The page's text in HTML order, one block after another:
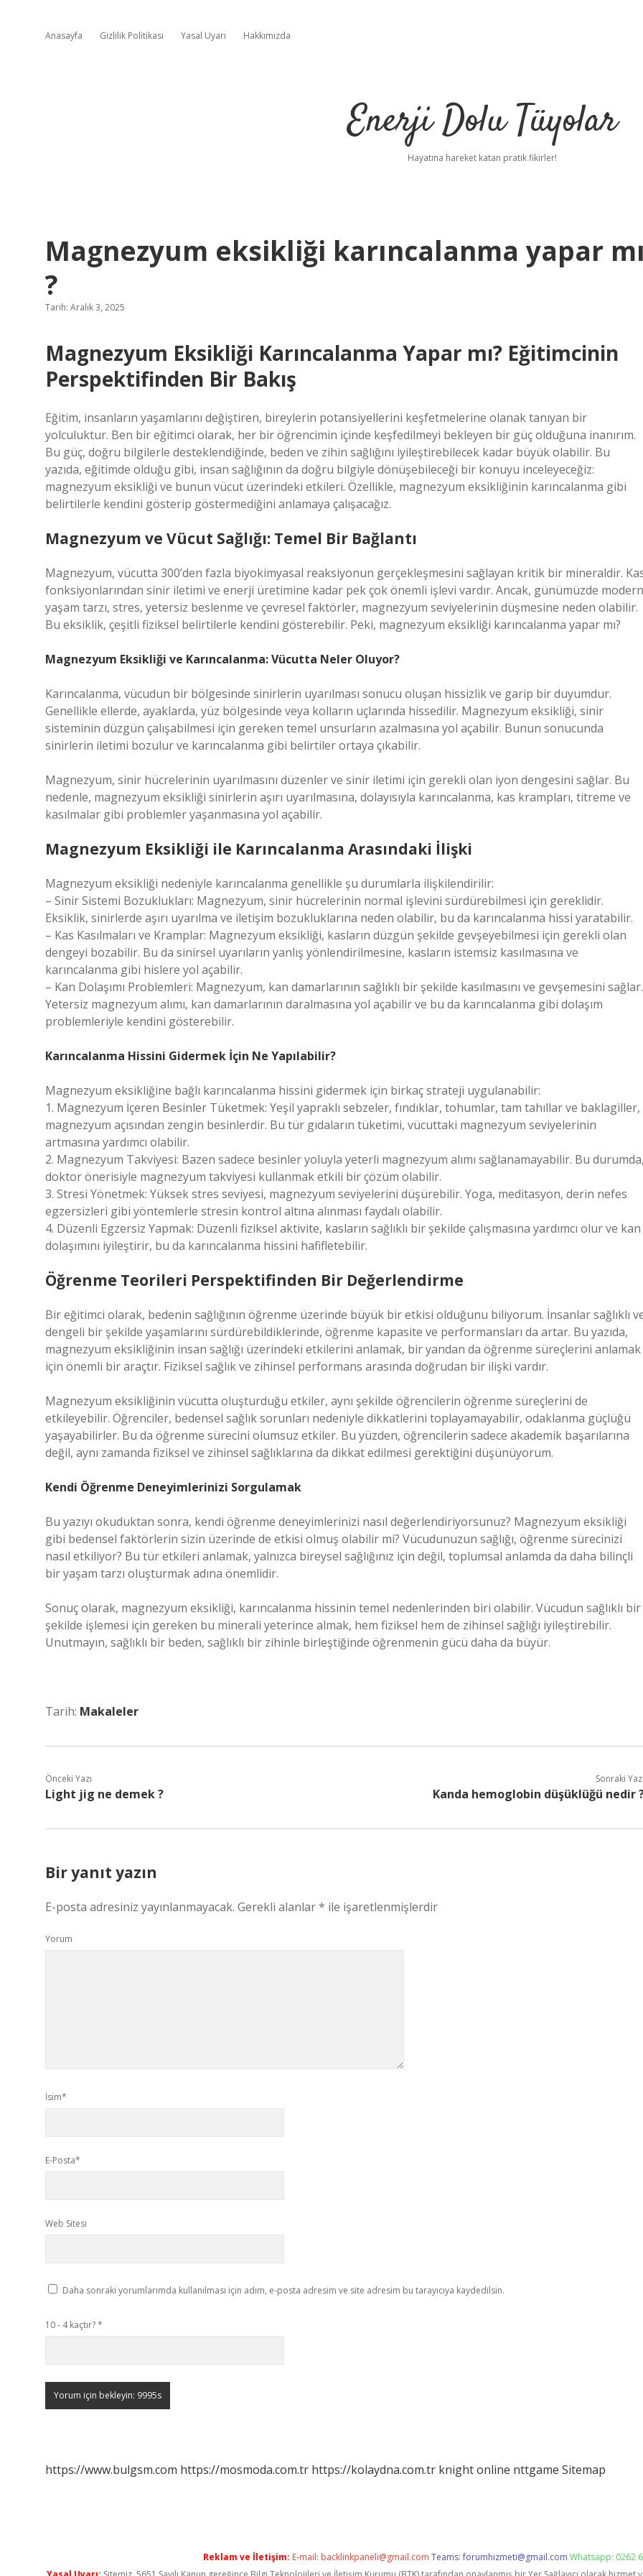
Anasayfa Gizlilik Politikası Yasal Uyarı Hakkımızda
Enerji Dolu Tüyolar
Hayatına hareket katan pratik fikirler!
Magnezyum eksikliği karıncalanma yapar
?
Tarih: Aralık 3, 2025
Magnezyum Eksikliği Karıncalanma Yapar mı? Eğitimcinin
Perspektifinden Bir Bakış
Eğitim, insanların yaşamlarını değiştiren, bireylerin potansiyellerini keşfetmelerine olanak tanıyan bir
yolculuktur. Ben bir eğitimci olarak, her bir öğrencimin içinde keşfedilmeyi bekleyen bir güç olduğuna inanırım.
Bu güç, doğru bilgilerle desteklendiğinde, beden ve zihin sağlığını iyileştirebilecek kadar büyük olabilir. Bu
yazıda, eğitimde olduğu gibi, insan sağlığının da doğru bilgiyle dönüşebileceği bir konuyu inceleyeceğiz:
magnezyum eksikliği ve bunun vücut üzerindeki etkileri. Özellikle, magnezyum eksikliğinin karıncalanma gibi
belirtilerle kendini gösterip göstermediğini anlamaya çalışacağız.
Magnezyum ve Vücut Sağlığı: Temel Bir Bağlantı
Magnezyum, vücutta 300’den fazla biyokimyasal reaksiyonun gerçekleşmesini sağlayan kritik bir mineraldir.
fonksiyonlarından sinir iletimi ve enerji üretimine kadar pek çok önemli işlevi vardır. Ancak, günümüzde modern
yaşam tarzı, stres, yetersiz beslenme ve çevresel faktörler, magnezyum seviyelerinin düşmesine neden olabilir.
Bu eksiklik, çeşitli fiziksel belirtilerle kendini gösterebilir. Peki, magnezyum eksikliği karıncalanma yapar mı?
Magnezyum Eksikliği ve Karıncalanma: Vücutta Neler Oluyor?
Karıncalanma, vücudun bir bölgesinde sinirlerin uyarılması sonucu oluşan hissizlik ve garip bir duyumdur.
Genellikle ellerde, ayaklarda, yüz bölgesinde veya kolların uçlarında hissedilir. Magnezyum eksikliği, sinir
sisteminin düzgün çalışabilmesi için gereken temel unsurların azalmasına yol açabilir. Bunun sonucunda
sinirlerin iletimi bozulur ve karıncalanma gibi belirtiler ortaya çıkabilir.
Magnezyum, sinir hücrelerinin uyarılmasını düzenler ve sinir iletimi için gerekli olan iyon dengesini sağlar. Bu
nedenle, magnezyum eksikliği sinirlerin aşırı uyarılmasına, dolayısıyla karıncalanma, kas krampları, titreme ve
kasılmalar gibi problemler yaşanmasına yol açabilir.
Magnezyum Eksikliği ile Karıncalanma Arasındaki İlişki
Magnezyum eksikliği nedeniyle karıncalanma genellikle şu durumlarla ilişkilendirilir:
– Sinir Sistemi Bozuklukları: Magnezyum, sinir hücrelerinin normal işlevini sürdürebilmesi için gereklidir.
Eksiklik, sinirlerde aşırı uyarılma ve iletişim bozukluklarına neden olabilir, bu da karıncalanma hissi yaratabilir.
– Kas Kasılmaları ve Kramplar: Magnezyum eksikliği, kasların düzgün şekilde gevşeyebilmesi için gerekli olan
dengeyi bozabilir. Bu da sinirsel uyarıların yanlış yönlendirilmesine, kasların istemsiz kasılmasına ve
karıncalanma gibi hislere yol açabilir.
– Kan Dolaşımı Problemleri: Magnezyum, kan damarlarının sağlıklı bir şekilde kasılmasını ve gevşemesini sağlar.
Yetersiz magnezyum alımı, kan damarlarının daralmasına yol açabilir ve bu da karıncalanma gibi dolaşım
problemleriyle kendini gösterebilir.
Karıncalanma Hissini Gidermek İçin Ne Yapılabilir?
Magnezyum eksikliğine bağlı karıncalanma hissini gidermek için birkaç strateji uygulanabilir:
1. Magnezyum İçeren Besinler Tüketmek: Yeşil yapraklı sebzeler, fındıklar, tohumlar, tam tahıllar ve baklagiller,
magnezyum açısından zengin besinlerdir. Bu tür gıdaların tüketimi, vücuttaki magnezyum seviyelerinin
artmasına yardımcı olabilir.
2. Magnezyum Takviyesi: Bazen sadece besinler yoluyla yeterli magnezyum alımı sağlanamayabilir. Bu
doktor önerisiyle magnezyum takviyesi kullanmak etkili bir çözüm olabilir.
3. Stresi Yönetmek: Yüksek stres seviyesi, magnezyum seviyelerini düşürebilir. Yoga, meditasyon, derin nefes
egzersizleri gibi yöntemlerle stresin kontrol altına alınması faydalı olabilir.
4. Düzenli Egzersiz Yapmak: Düzenli fiziksel aktivite, kasların sağlıklı bir şekilde çalışmasına yardımcı olur ve kan
dolaşımını iyileştirir, bu da karıncalanma hissini hafifletebilir.
Öğrenme Teorileri Perspektifinden Bir Değerlendirme
Bir eğitimci olarak, bedenin sağlığının öğrenme üzerinde büyük bir etkisi olduğunu biliyorum. İnsanlar sağlıklı
dengeli bir şekilde yaşamlarını sürdürebildiklerinde, öğrenme kapasite ve performansları da artar. Bu yazıda,
magnezyum eksikliğinin insan sağlığı üzerindeki etkilerini anlamak, bir yandan da öğrenme süreçlerini anlamak
için önemli bir araçtır. Fiziksel sağlık ve zihinsel performans arasında doğrudan bir ilişki vardır.
Magnezyum eksikliğinin vücutta oluşturduğu etkiler, aynı şekilde öğrencilerin öğrenme süreçlerini de
etkileyebilir. Öğrenciler, bedensel sağlık sorunları nedeniyle dikkatlerini toplayamayabilir, odaklanma güçlüğü
yaşayabilirler. Bu da öğrenme sürecini olumsuz etkiler. Bu yüzden, öğrencilerin sadece akademik başarılarına
değil, aynı zamanda fiziksel ve zihinsel sağlıklarına da dikkat edilmesi gerektiğini düşünüyorum.
Kendi Öğrenme Deneyimlerinizi Sorgulamak
Bu yazıyı okuduktan sonra, kendi öğrenme deneyimlerinizi nasıl değerlendiriyorsunuz? Magnezyum eksikliği
gibi bedensel faktörlerin sizin üzerinde de etkisi olmuş olabilir mi? Vücudunuzun sağlığı, öğrenme sürecinizi
nasıl etkiliyor? Bu tür etkileri anlamak, yalnızca bireysel sağlığınız için değil, toplumsal anlamda da daha bilinçli
bir yaşam tarzı oluşturmak adına önemlidir.
Sonuç olarak, magnezyum eksikliği, karıncalanma hissinin temel nedenlerinden biri olabilir. Vücudun sağlıklı bir
şekilde işlemesi için gereken bu minerali yeterince almak, hem fiziksel hem de zihinsel sağlığı iyileştirebilir.
Unutmayın, sağlıklı bir beden, sağlıklı bir zihinle birleştiğinde öğrenmenin gücü daha da büyür.
Tarih: Makaleler
Önceki Yazı
Light jig ne demek ?
Sonraki
Kanda hemoglobin düşüklüğü nedir
Bir yanıt yazın
E-posta adresiniz yayınlanmayacak. Gerekli alanlar* ile işaretlenmişlerdir
Yorum
İsim*
E-Posta*
Web Sitesi
Daha sonraki yorumlarımda kullanılması için adım, e-posta adresim ve site adresim bu tarayıcıya kaydedilsin.
10 - 4 kaçtır?*
https://www.bulgsm.com https://mosmoda.com.tr https://kolaydna.com.tr knight online nttgame Sitemap
Reklam ve İletişim: E-mail: backlinkpaneli@gmail.com Teams:forumhizmeti@gmail.com Whatsapp: 0262